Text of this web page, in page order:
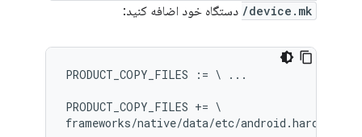
/device.mk دستگاه خود اضافه کنید:
PRODUCT_COPY_FILES := \ ...
PRODUCT_COPY_FILES += \